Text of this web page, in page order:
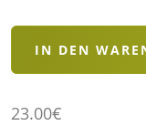
23.00€